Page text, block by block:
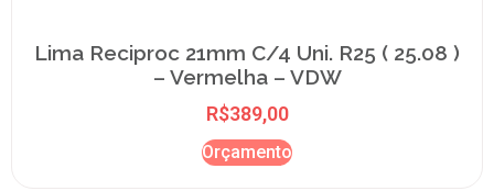
Lima Reciproc 21mm C/4 Uni. R25 ( 25.08 )
– Vermelha – VDW
R$389,00
Orçamento